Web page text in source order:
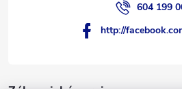
604 199
http://